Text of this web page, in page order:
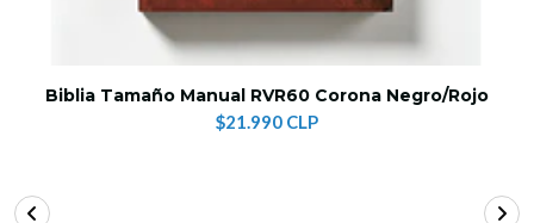
Biblia Tamaño Manual RVR60 Corona Negro/Rojo
$21.990 CLP